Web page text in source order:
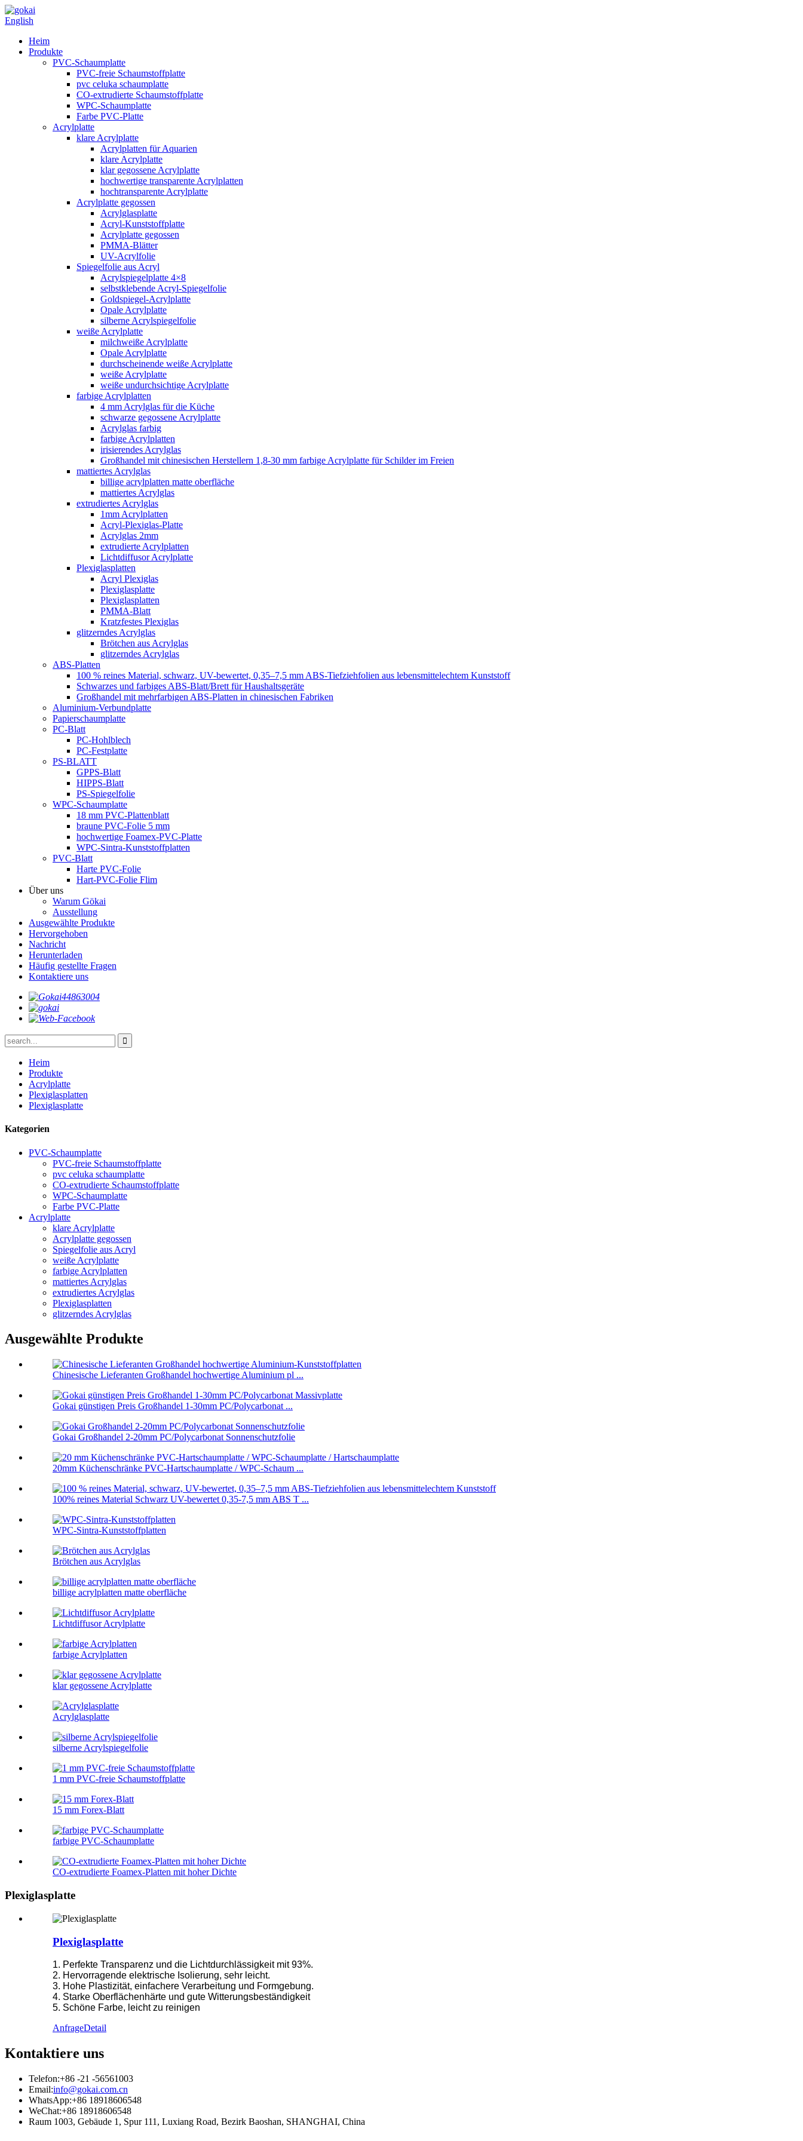
English
Heim
Produkte
PVC-Schaumplatte
PVC-freie Schaumstoffplatte
pvc celuka schaumplatte
CO-extrudierte Schaumstoffplatte
WPC-Schaumplatte
Farbe PVC-Platte
Acrylplatte
klare Acrylplatte
Acrylplatten für Aquarien
klare Acrylplatte
klar gegossene Acrylplatte
hochwertige transparente Acrylplatten
hochtransparente Acrylplatte
Acrylplatte gegossen
Acrylglasplatte
Acryl-Kunststoffplatte
Acrylplatte gegossen
PMMA-Blätter
UV-Acrylfolie
Spiegelfolie aus Acryl
Acrylspiegelplatte 4×8
selbstklebende Acryl-Spiegelfolie
Goldspiegel-Acrylplatte
Opale Acrylplatte
silberne Acrylspiegelfolie
weiße Acrylplatte
milchweiße Acrylplatte
Opale Acrylplatte
durchscheinende weiße Acrylplatte
weiße Acrylplatte
weiße undurchsichtige Acrylplatte
farbige Acrylplatten
4 mm Acrylglas für die Küche
schwarze gegossene Acrylplatte
Acrylglas farbig
farbige Acrylplatten
irisierendes Acrylglas
Großhandel mit chinesischen Herstellern 1,8-30 mm farbige Acrylplatte für Schilder im Freien
mattiertes Acrylglas
billige acrylplatten matte oberfläche
mattiertes Acrylglas
extrudiertes Acrylglas
1mm Acrylplatten
Acryl-Plexiglas-Platte
Acrylglas 2mm
extrudierte Acrylplatten
Lichtdiffusor Acrylplatte
Plexiglasplatten
Acryl Plexiglas
Plexiglasplatte
Plexiglasplatten
PMMA-Blatt
Kratzfestes Plexiglas
glitzerndes Acrylglas
Brötchen aus Acrylglas
glitzerndes Acrylglas
ABS-Platten
100 % reines Material, schwarz, UV-bewertet, 0,35–7,5 mm ABS-Tiefziehfolien aus lebensmittelechtem Kunststoff
Schwarzes und farbiges ABS-Blatt/Brett für Haushaltsgeräte
Großhandel mit mehrfarbigen ABS-Platten in chinesischen Fabriken
Aluminium-Verbundplatte
Papierschaumplatte
PC-Blatt
PC-Hohlblech
PC-Festplatte
PS-BLATT
GPPS-Blatt
HIPPS-Blatt
PS-Spiegelfolie
WPC-Schaumplatte
18 mm PVC-Plattenblatt
braune PVC-Folie 5 mm
hochwertige Foamex-PVC-Platte
WPC-Sintra-Kunststoffplatten
PVC-Blatt
Harte PVC-Folie
Hart-PVC-Folie Flim
Über uns
Warum Gökai
Ausstellung
Ausgewählte Produkte
Hervorgehoben
Nachricht
Herunterladen
Häufig gestellte Fragen
Kontaktiere uns
Heim
Produkte
Acrylplatte
Plexiglasplatten
Plexiglasplatte
Kategorien
PVC-Schaumplatte
PVC-freie Schaumstoffplatte
pvc celuka schaumplatte
CO-extrudierte Schaumstoffplatte
WPC-Schaumplatte
Farbe PVC-Platte
Acrylplatte
klare Acrylplatte
Acrylplatte gegossen
Spiegelfolie aus Acryl
weiße Acrylplatte
farbige Acrylplatten
mattiertes Acrylglas
extrudiertes Acrylglas
Plexiglasplatten
glitzerndes Acrylglas
Ausgewählte Produkte
Chinesische Lieferanten Großhandel hochwertige Aluminium pl ...
Gokai günstigen Preis Großhandel 1-30mm PC/Polycarbonat ...
Gokai Großhandel 2-20mm PC/Polycarbonat Sonnenschutzfolie
20mm Küchenschränke PVC-Hartschaumplatte / WPC-Schaum ...
100% reines Material Schwarz UV-bewertet 0,35-7,5 mm ABS T ...
WPC-Sintra-Kunststoffplatten
Brötchen aus Acrylglas
billige acrylplatten matte oberfläche
Lichtdiffusor Acrylplatte
farbige Acrylplatten
klar gegossene Acrylplatte
Acrylglasplatte
silberne Acrylspiegelfolie
1 mm PVC-freie Schaumstoffplatte
15 mm Forex-Blatt
farbige PVC-Schaumplatte
CO-extrudierte Foamex-Platten mit hoher Dichte
Plexiglasplatte
Plexiglasplatte
1. Perfekte Transparenz und die Lichtdurchlässigkeit mit 93%.
2. Hervorragende elektrische Isolierung, sehr leicht.
3. Hohe Plastizität, einfachere Verarbeitung und Formgebung.
4. Starke Oberflächenhärte und gute Witterungsbeständigkeit
5. Schöne Farbe, leicht zu reinigen
AnfrageDetail
Kontaktiere uns
Telefon:+86 -21 -56561003
Email:info@gokai.com.cn
WhatsApp:+86 18918606548
WeChat:+86 18918606548
Raum 1003, Gebäude 1, Spur 111, Luxiang Road, Bezirk Baoshan, SHANGHAI, China